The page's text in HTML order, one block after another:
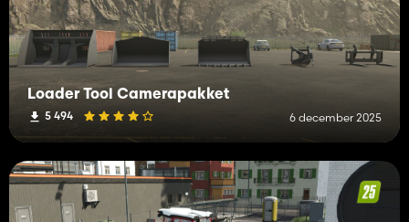
Loader Tool Camerapakket
5 494 6 december 2025